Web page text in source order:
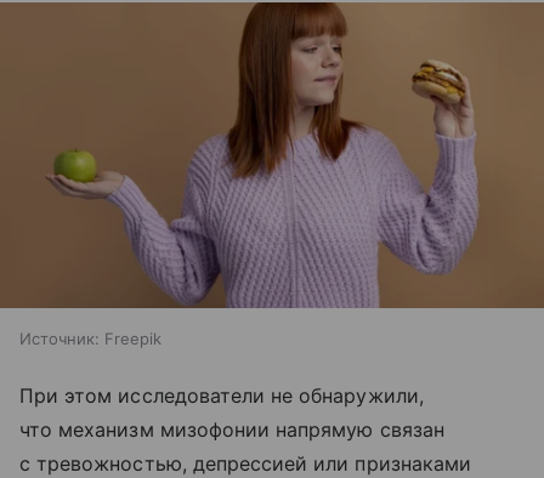
Источник: Freepik
При этом исследователи не обнаружили,
что механизм мизофонии напрямую связан
с тревожностью, депрессией или признаками